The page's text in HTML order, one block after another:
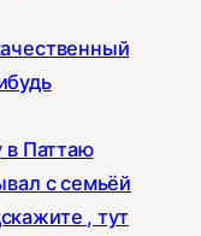
в Паттаю
с семьёй
, тут